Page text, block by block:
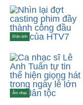
Điện ảnh
Âm nhạc